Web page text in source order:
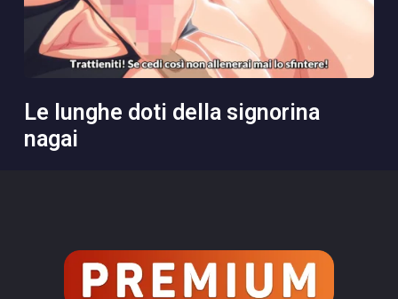
le lunghe doti della signorina
nagai